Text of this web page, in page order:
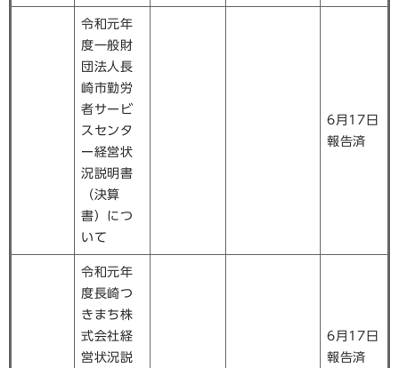
令和元年
度一般財
団法人長
崎市勤労
者サービ
スセンタ
ー経営状
況説明書
（決算
書）につ
いて
6月17日
報告済
令和元年
度長崎つ
きまち株
式会社経
営状況説
6月17日
報告済